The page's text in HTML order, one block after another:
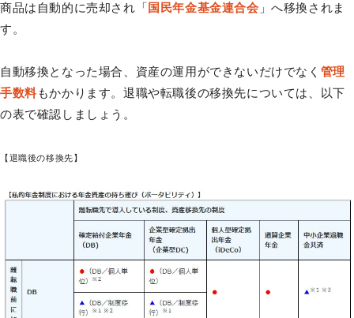
商品は自動的に売却され「国民年金基金連合会 」へ移換されま
す。
自動移換となった場合、資産の運用ができないだけでなく 管理
手数料もかかります。退職や転職後の移換先については、以下
の表で確認しましょう。
【退職後の移換先】